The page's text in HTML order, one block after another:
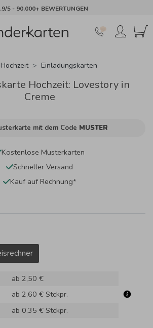
5 - 90.000+ BEWERTUNGEN
Hochzeit Einladungskarten
Hochzeit: Lovestory in
Creme
mit dem Code MUSTER
Kostenlose Musterkarten
Schneller Versand
Kauf auf Rechnung*
ab 2,50 €
ab 2,60 € Stckpr.
ab 0,35 € Stckpr.